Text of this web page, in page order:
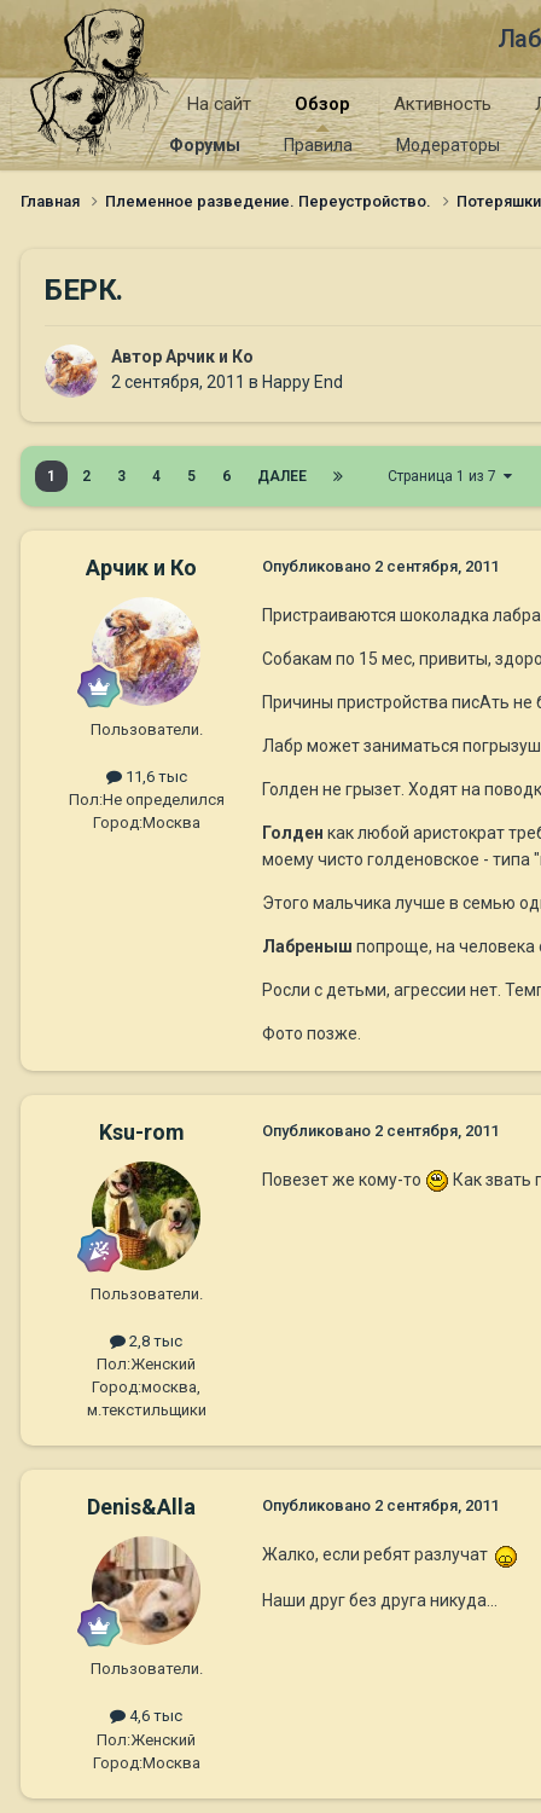
На сайт Обзор
Форумы Правила Модераторы
Активность
Главная Племенное разведение. Переустройство. Потеряшки
БЕРК.
АвторАрчик и Ко
2 сентября, 2011 в Happy End
1 2 3 4 5 6 ДАЛЕЕ Страница 1 из 7
Арчик и Ко
Пользователи.
11,6 тыс
Пол:Не определился
Город:Москва
Опубликовано 2 сентября, 2011
Пристраиваются шоколадка
Собакам по 15 мес, привиты,
Причины пристройства писАть не
Лабр может заниматься
Голден не грызет. Ходят на
Голден как любой аристократ
моему чисто голденовское - типа
Этого мальчика лучше в семью
Лабреныш попроще, на человека
Росли с детьми, агрессии нет.
Фото позже.
Ksu-rom
Пользователи.
2,8 тыс
Пол:Женский
Город:москва,
м.текстильщики
Опубликовано 2 сентября, 2011
Повезет же кому-то Как звать
Denis&Alla
Пользователи.
4,6 тыс
Пол:Женский
Город:Москва
Опубликовано 2 сентября, 2011
Жалко, если ребят разлучат
Наши друг без друга никуда...